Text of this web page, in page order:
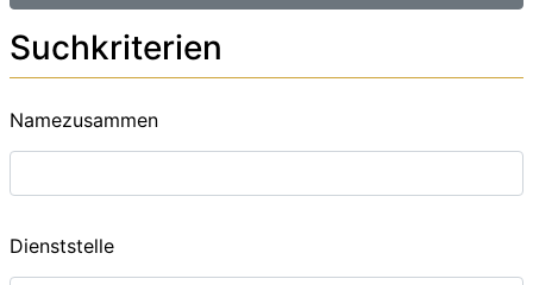
Suchkriterien
Namezusammen
Dienststelle